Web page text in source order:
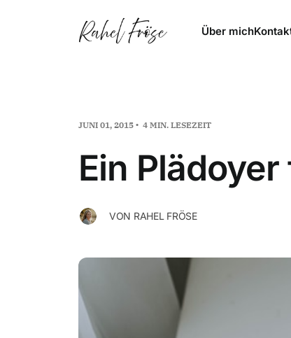
Über mich
JUNI 01, 2015 4 MIN. LESEZEIT
Ein
VON RAHEL FRÖSE